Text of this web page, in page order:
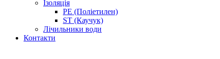
Ізоляція
PE (Поліетилен)
ST (Каучук)
Лічильники води
Контакти